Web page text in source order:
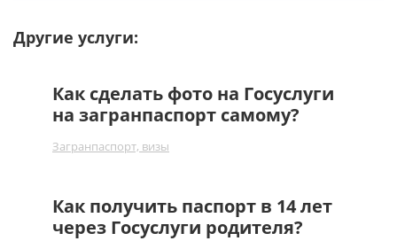
Другие услуги:
Как сделать фото на Госуслуги
на загранпаспорт самому?
Загранпаспорт, визы
Как получить паспорт в 14 лет
через Госуслуги родителя?